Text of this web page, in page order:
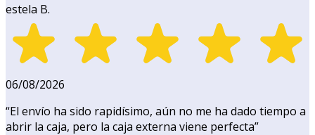
estela B.
06/08/2026
“El envío ha sido rapidísimo, aún no me ha dado tiempo a
abrir la caja, pero la caja externa viene perfecta”